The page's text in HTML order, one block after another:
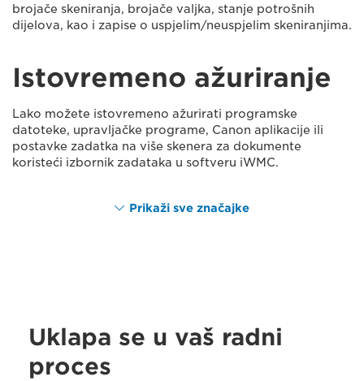
brojače skeniranja, brojače valjka, stanje potrošnih
dijelova, kao i zapise o uspjelim/neuspjelim skeniranjima.
Istovremeno ažuriranje
Lako možete istovremeno ažurirati programske
datoteke, upravljačke programe, Canon aplikacije ili
postavke zadatka na više skenera za dokumente
koristeći izbornik zadataka u softveru iWMC.
Prikaži sve značajke
Uklapa se u vaš radni
proces